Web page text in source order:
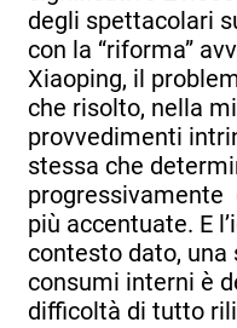
degli spettacolari
con la “riforma”
Xiaoping, il
che risolto, nella
provvedimenti
stessa che
progressivamente
più accentuate. E
contesto dato,
consumi interni è
difficoltà di tutto